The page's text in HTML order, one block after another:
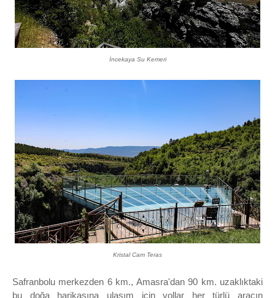
İncekaya Su Kemeri
Kristal Cam Teras
Safranbolu merkezden 6 km., Amasra'dan 90 km. uzaklıktaki
bu doğa harikasına ulaşım için yollar her türlü aracın